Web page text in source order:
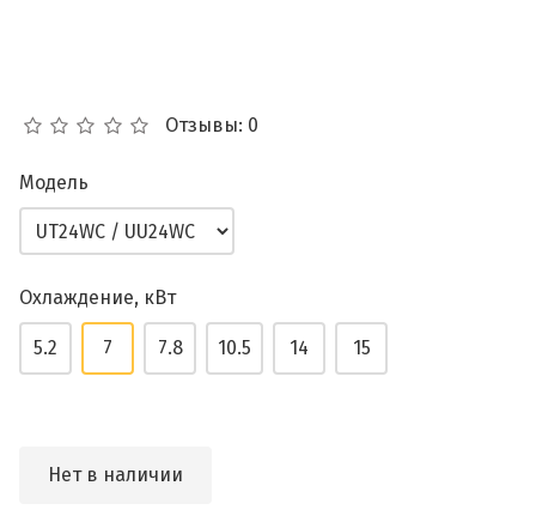
Отзывы: 0
Модель
Охлаждение, кВт
5.2 7 7.8 10.5 14 15
Нет в наличии